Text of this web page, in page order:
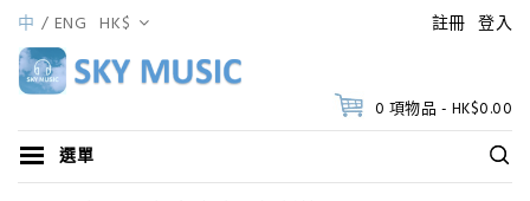
註冊 登入
中 ENG HK$
0 項物品 - HK$0.00
選單